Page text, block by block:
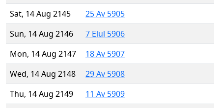
Sat, 14 Aug 2145
25 Av 5905
Sun, 14 Aug 2146
7 Elul 5906
Mon, 14 Aug 2147
18 Av 5907
Wed, 14 Aug 2148
29 Av 5908
Thu, 14 Aug 2149
11 Av 5909